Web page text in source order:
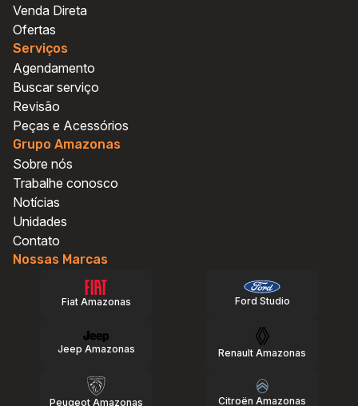
Venda Direta
Ofertas
Serviços
Agendamento
Buscar serviço
Revisão
Peças e Acessórios
Grupo Amazonas
Sobre nós
Trabalhe conosco
Notícias
Unidades
Contato
Nossas Marcas
Fiat Amazonas
Jeep Amazonas
Peugeot Amazonas
Ford Studio
Renault Amazonas
Citroën Amazonas